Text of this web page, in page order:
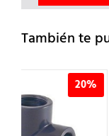
También te